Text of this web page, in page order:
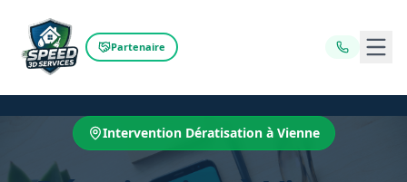
Partenaire
Intervention Dératisation à Vienne